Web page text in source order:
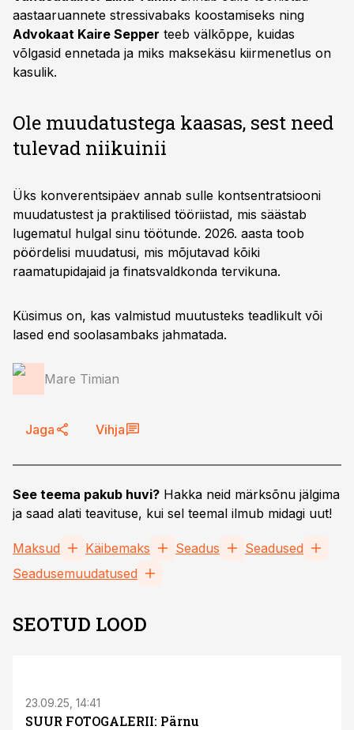
aastaaruannete stressivabaks koostamiseks ning
Advokaat Kaire Sepper teeb välkõppe, kuidas
võlgasid ennetada ja miks maksekäsu kiirmenetlus on
kasulik.
Ole muudatustega kaasas, sest need
tulevad niikuinii
Üks konverentsipäev annab sulle kontsentratsiooni
muudatustest ja praktilised tööriistad, mis säästab
lugematul hulgal sinu töötunde. 2026. aasta toob
pöördelisi muudatusi, mis mõjutavad kõiki
raamatupidajaid ja finatsvaldkonda tervikuna.
Küsimus on, kas valmistud muutusteks teadlikult või
lased end soolasambaks jahmatada.
Mare Timian
Jaga Vihja
See teema pakub huvi? Hakka neid märksõnu jälgima
ja saad alati teavituse, kui sel teemal ilmub midagi uut!
Maksud Käibemaks Seadus
Seadused
Seadusemuudatused
SEOTUD LOOD
23.09.25, 14:41
SUUR FOTOGALERII: Pärnu